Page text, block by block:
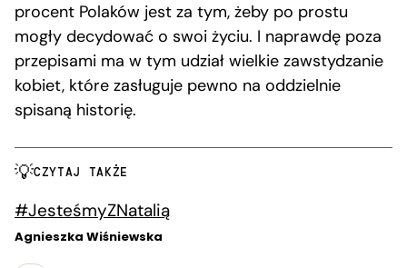
procent Polaków jest za tym, żeby po prostu
mogły decydować o swoi życiu. I naprawdę poza
przepisami ma w tym udział wielkie zawstydzanie
kobiet, które zasługuje pewno na oddzielnie
spisaną historię.
CZYTAJ TAKŻE
#JesteśmyZNatalią
Agnieszka Wiśniewska